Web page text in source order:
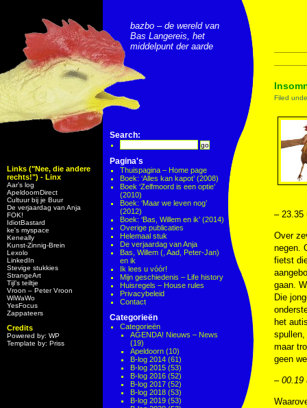
Links ("Nee, die andere
rechts!") - Linx
Aar’s log
ApeldoornDirect
Cultuur bij je Buur
De verjaardag van Anja
FOK!
IdiotBastard
ke's myspace
Keneally
Kunst-Zinnig-Brein
Lexolo
LinkedIn
Stevige stukkies
StrangeArt
Tijl’s teiltje
Vroon – Peter Vroon
WiWaWo
YesFocus
Zappateers
Credits
Powered by: WP
Template by: Priss
bazbo – de wereld van
Bas Langereis, het
middelpunt der aarde
Search:
Pagina's
Thuispagina – Home page
Boek: ‘Alles kan kapot’ (2008)
Boek ‘Zelfmoord is een optie’
(2010)
Boek: ‘Maar we leven nog’
(2012)
Boek: ‘Bas, Willem en ik’ (2014)
Overige publicaties
Helemaal stuk
De verjaardag van Anja
Bas, Willem (, Aad, Peter-Jan)
en ik
Ik lees u vóór!
Mijn geschiedenis – Life history
Huisregels – House rules
Privacybeleid
Contact
Categorieën
Categorieën
AGENDA! Nieuws – News
(19)
Apeldoorn (10)
B-log 2014 (61)
B-log 2015 (53)
B-log 2016 (52)
B-log 2017 (52)
B-log 2018 (53)
B-log 2019 (53)
Filed
– 23.35
Over
negen.
fietst
gaan.
Die
het
maar
geen
– 00.19